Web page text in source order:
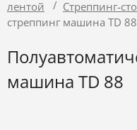
лентой
/ Стреппинг-
стреппинг машина TD 88
машина TD 88